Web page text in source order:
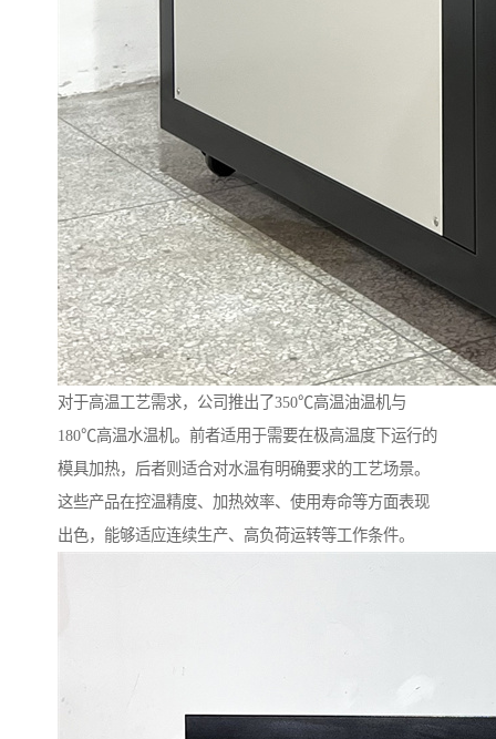
对于高温工艺需求，公司推出了350℃高温油温机与
180℃高温水温机。前者适用于需要在极高温度下运行的
模具加热，后者则适合对水温有明确要求的工艺场景。
这些产品在控温精度、加热效率、使用寿命等方面表现
出色，能够适应连续生产、高负荷运转等工作条件。